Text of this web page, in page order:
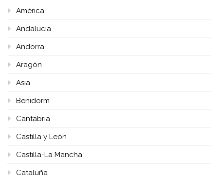
América
Andalucía
Andorra
Aragón
Asia
Benidorm
Cantabria
Castilla y León
Castilla-La Mancha
Cataluña